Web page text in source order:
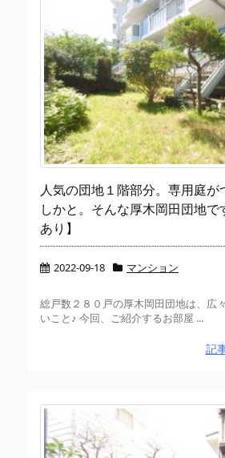
人気の団地１階部分。専用庭が
しかと。そんな厚木岡田団地
あり】
2022-09-18 マンション
総戸数２８０戸の厚木岡田団地は、広
いこと♪ 今回、ご紹介するお部屋 ...
記